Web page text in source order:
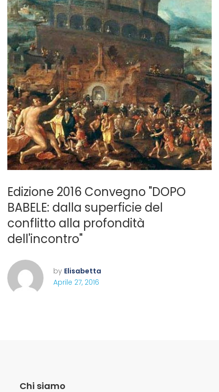
Edizione 2016 Convegno "DOPO
BABELE: dalla superficie del
conflitto alla profondità
dell'incontro"
by Elisabetta
Aprile 27, 2016
Chi siamo